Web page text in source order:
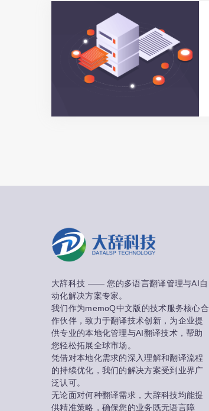
大辞科技 —— 您的多语言翻译管理与AI自
动化解决方案专家。
我们作为memoQ中文版的技术服务核心合
作伙伴，致力于翻译技术创新，为企业提
供专业的本地化管理与AI翻译技术，帮助
您轻松拓展全球市场。
凭借对本地化需求的深入理解和翻译流程
的持续优化，我们的解决方案受到业界广
泛认可。
无论面对何种翻译需求，大辞科技均能提
供精准策略，确保您的业务既无语言障